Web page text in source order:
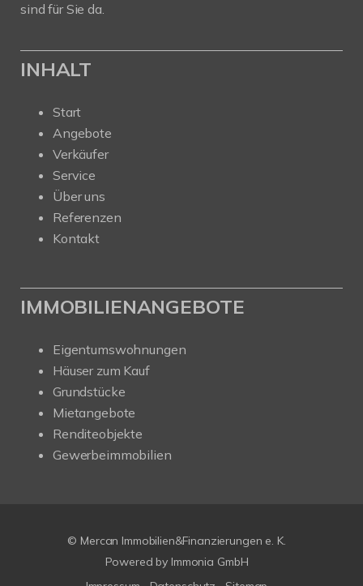
sind für Sie da.
INHALT
Start
Angebote
Verkäufer
Service
Über uns
Referenzen
Kontakt
IMMOBILIENANGEBOTE
Eigentumswohnungen
Häuser zum Kauf
Grundstücke
Mietangebote
Renditeobjekte
Gewerbeimmobilien
© Mercan Immobilien&Finanzierungen e. K.
Powered by Immonia GmbH